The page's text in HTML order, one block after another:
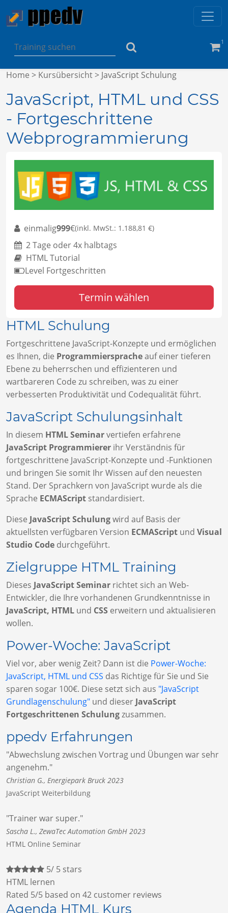
1
Home > Kursübersicht> JavaScript Schulung
JavaScript, HTML und CSS
- Fortgeschrittene
Webprogrammierung
einmalig999€(inkl. MwSt.: 1.188,81 €)
2 Tage oder 4x halbtags
HTML Tutorial
Level Fortgeschritten
Termin wählen
HTML Schulung
Fortgeschrittene JavaScript-Konzepte und ermöglichen
es Ihnen, die Programmierspracheauf einer tieferen
Ebene zu beherrschen und effizienteren und
wartbareren Code zu schreiben, was zu einer
verbesserten Produktivität und Codequalität führt.
JavaScript Schulungsinhalt
In diesem HTML Seminarvertiefen erfahrene
JavaScript Programmierer ihr Verständnis für
fortgeschrittene JavaScript-Konzepte und -Funktionen
und bringen Sie somit Ihr Wissen auf den neuesten
Stand. Der Sprachkern von JavaScript wurde als die
Sprache ECMAScript standardisiert.
Diese JavaScript Schulungwird auf Basis der
aktuellsten verfügbaren Version ECMAScript und Visual
Studio Code durchgeführt.
Zielgruppe HTML Training
Dieses JavaScript Seminar richtet sich an Web-
Entwickler, die Ihre vorhandenen Grundkenntnisse in
JavaScript, HTML und CSS erweitern und aktualisieren
wollen.
Power-Woche: JavaScript
Viel vor, aber wenig Zeit? Dann ist die Power-Woche:
JavaScript, HTML und CSS das Richtige für Sie und Sie
sparen sogar 100€. Diese setzt sich aus "JavaScript
Grundlagenschulung" und dieser JavaScript
Fortgeschrittenen Schulungzusammen.
ppedv Erfahrungen
"Abwechslung zwischen Vortrag und Übungen war sehr
angenehm."
Christian G., Energiepark Bruck 2023
JavaScript Weiterbildung
"Trainer war super."
Sascha L., ZewaTec Automation GmbH 2023
HTML Online Seminar
5/ 5 stars
HTML lernen
Rated 5/5 based on 42 customer reviews
Agenda HTML Kurs